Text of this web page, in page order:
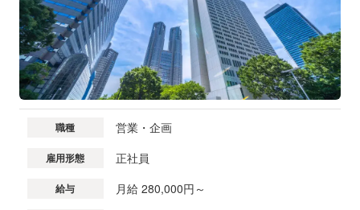
職種 営業・企画
雇用形態 正社員
給与 月給 280,000円～